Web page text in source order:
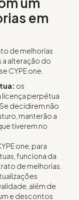
em
de melhorias
a alteração do
CYPE one.
os
licença perpétua
decidirem não
manterão a
tiverem no
one, para
funciona da
de melhorias.
além de
e descontos